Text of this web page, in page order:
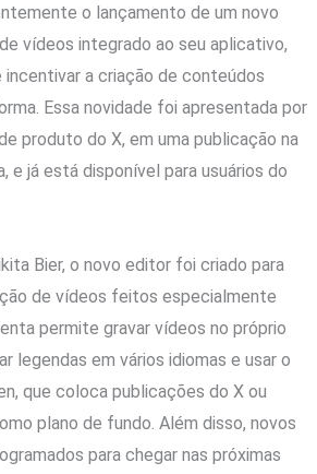
o lançamento de um novo
vídeos integrado ao seu aplicativo,
a criação de conteúdos
Essa novidade foi apresentada por
produto do X, em uma publicação na
e já está disponível para usuários do
Bier, o novo editor foi criado para
de vídeos feitos especialmente
permite gravar vídeos no próprio
legendas em vários idiomas e usar o
que coloca publicações do X ou
plano de fundo. Além disso, novos
para chegar nas próximas